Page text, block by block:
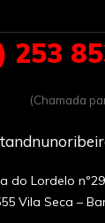
253
(Chamada
do Lordelo